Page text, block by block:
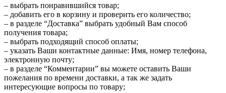
– выбрать понравившийся товар;
– добавить его в корзину и проверить его количество;
– в разделе “Доставка” выбрать удобный Вам способ
получения товара;
– выбрать подходящий способ оплаты;
– указать Ваши контактные данные: Имя, номер телефона,
электронную почту;
– в разделе “Комментарии” вы можете оставить Ваши
пожелания по времени доставки, а так же задать
интересующие вопросы по товару;